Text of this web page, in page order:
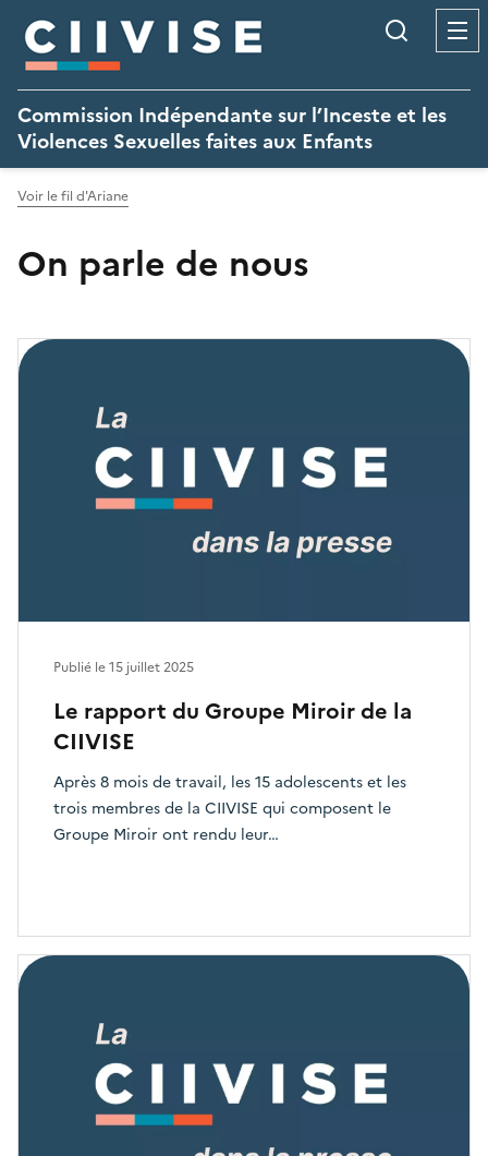
Commission Indépendante sur l’Inceste et les
Violences Sexuelles faites aux Enfants
Voir le fil d'Ariane
On parle de nous
Le rapport du Groupe Miroir de la
CIIVISE
Après 8 mois de travail, les 15 adolescents et les
trois membres de la CIIVISE qui composent le
Groupe Miroir ont rendu leur…
Publié le15 juillet 2025